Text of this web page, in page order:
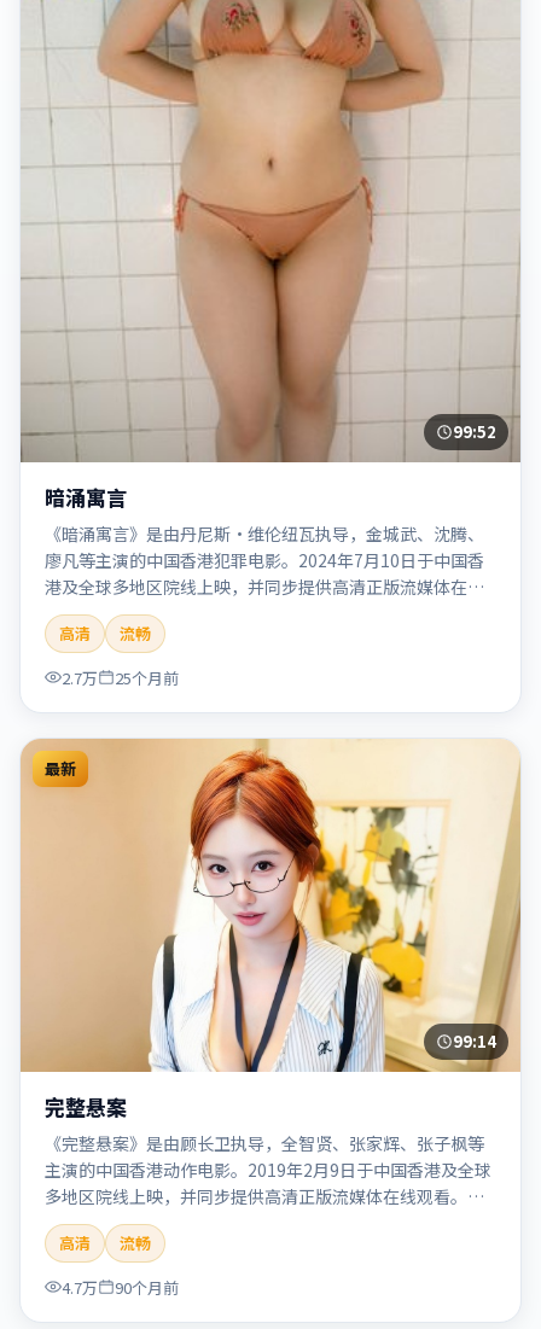
99:52
暗涌寓言
《暗涌寓言》是由丹尼斯·维伦纽瓦执导，金城武、沈腾、
廖凡等主演的中国香港犯罪电影。2024年7月10日于中国香
港及全球多地区院线上映，并同步提供高清正版流媒体在线
观看。剧情与看点：聚焦案件与人性灰色地带，张力十足，
兼具社会观察与戏剧冲突。本片适合检索「暗涌寓言」「丹
尼斯·维伦纽瓦」「犯罪」「中国香港」「2024」「2024-
07-10上映」等关键词的影迷阅读简介与主创信息。
高清
流畅
2.7万
25个月前
最新
99:14
完整悬案
《完整悬案》是由顾长卫执导，全智贤、张家辉、张子枫等
主演的中国香港动作电影。2019年2月9日于中国香港及全球
多地区院线上映，并同步提供高清正版流媒体在线观看。剧
情与看点：动作场面密集，节奏明快，适合喜欢热血追缉与
爆破场面的观众。本片适合检索「完整悬案」「顾长卫」
「动作」「中国香港」「2019」「2019-02-09上映」等关键
词的影迷阅读简介与主创信息。
高清
流畅
4.7万
90个月前